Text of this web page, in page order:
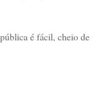
é fácil, cheio de